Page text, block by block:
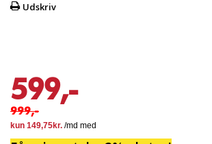
Udskriv
599,-
999,-